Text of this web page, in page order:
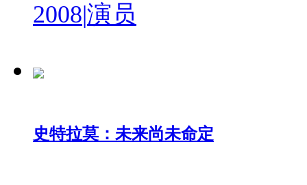
2008|演员
史特拉莫：未来尚未命定